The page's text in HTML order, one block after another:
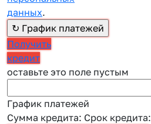
данных.
Получить
кредит
оставьте это поле пустым
График платежей
Сумма кредита: Срок кредита: